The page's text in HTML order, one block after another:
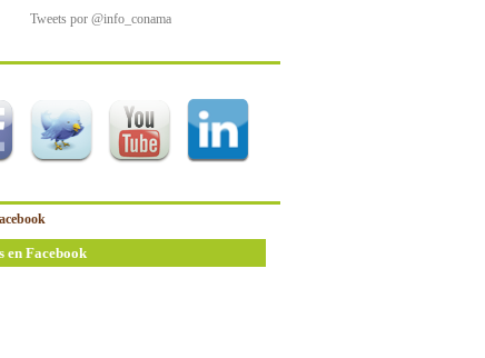
Tweets por @info_conama
en Facebook